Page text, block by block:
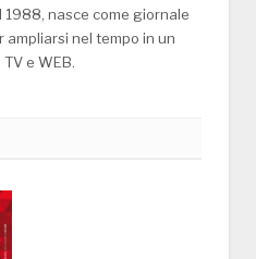
1988, nasce come giornale
ampliarsi nel tempo in un
e WEB.